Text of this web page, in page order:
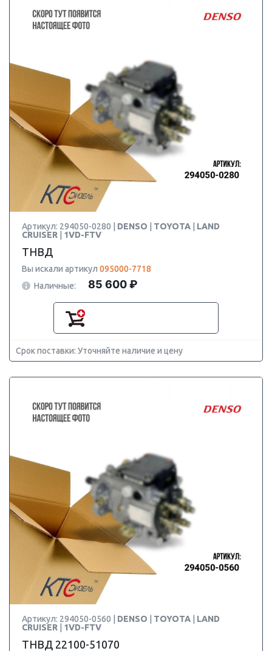
Артикул: 294050-0280 | DENSO TOYOTA
LAND
CRUISER
1VD-FTV
ТНВД
Вы искали артикул 095000-7718
Наличные:
85 600 ₽
Срок поставки: Уточняйте наличие и цену
Артикул: 294050-0560 | DENSO TOYOTA
LAND
CRUISER
1VD-FTV
ТНВД 22100-51070